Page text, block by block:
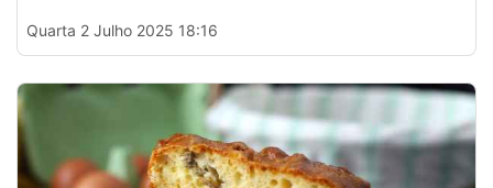
Quarta 2 Julho 2025 18:16